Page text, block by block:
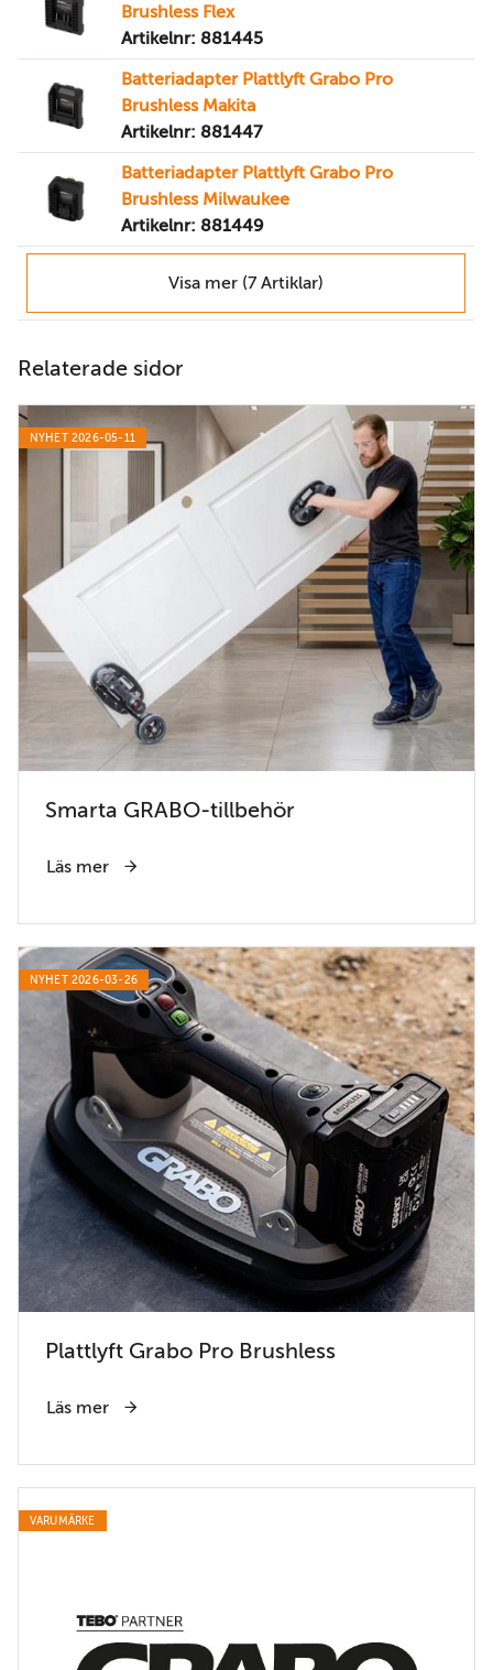
Brushless Flex
Artikelnr: 881445
Batteriadapter Plattlyft Grabo Pro
Brushless Makita
Artikelnr: 881447
Batteriadapter Plattlyft Grabo Pro
Brushless Milwaukee
Artikelnr: 881449
Visa mer (7 Artiklar)
Relaterade sidor
NYHET 2026-05-11
Smarta GRABO-tillbehör
Läs mer
NYHET 2026-03-26
Plattlyft Grabo Pro Brushless
Läs mer
VARUMÄRKE